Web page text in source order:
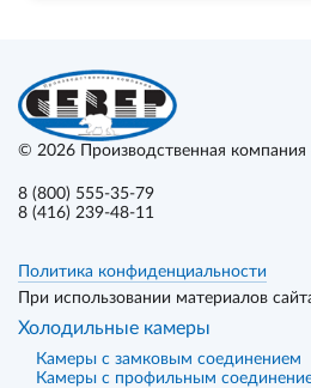
© 2026 Производственная
8 (800) 555-35-79
8 (416) 239-48-11
Политика конфиденциальности
При использовании материалов
Холодильные камеры
Камеры с замковым соединением
Камеры с профильным